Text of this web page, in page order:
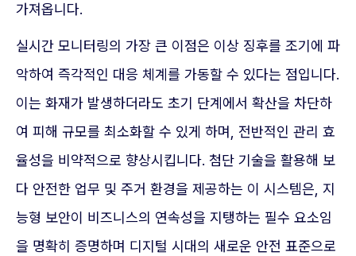
가져옵니다.
실시간 모니터링의 가장 큰 이점은 이상 징후를 조기에 파
악하여 즉각적인 대응 체계를 가동할 수 있다는 점입니다.
이는 화재가 발생하더라도 초기 단계에서 확산을 차단하
여 피해 규모를 최소화할 수 있게 하며, 전반적인 관리 효
율성을 비약적으로 향상시킵니다. 첨단 기술을 활용해 보
다 안전한 업무 및 주거 환경을 제공하는 이 시스템은, 지
능형 보안이 비즈니스의 연속성을 지탱하는 필수 요소임
을 명확히 증명하며 디지털 시대의 새로운 안전 표준으로